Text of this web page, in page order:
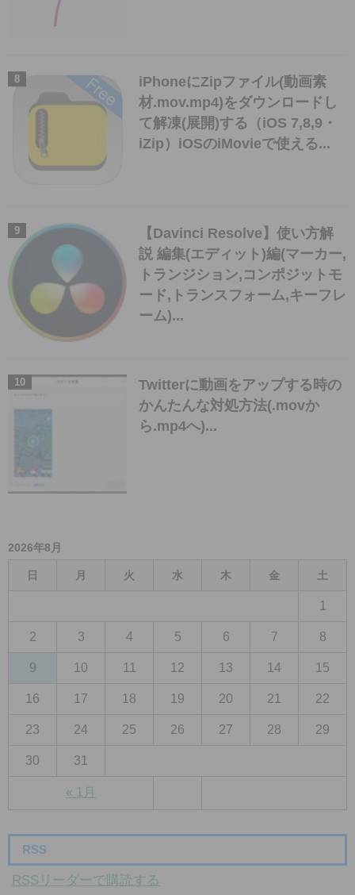
iPhoneにZipファイル(動画素
材.mov.mp4)をダウンロードし
て解凍(展開)する（iOS 7,8,9・
iZip）iOSのiMovieで使える...
【Davinci Resolve】使い方解
説 編集(エディット)編(マーカー,
トランジション,コンポジットモ
ード,トランスフォーム,キーフレ
ーム)...
Twitterに動画をアップする時の
かんたんな対処方法(.movか
ら.mp4へ)...
2026年8月
日 月 火 水 木 金 土
« 1月
1
2 3 4 5 6 7 8
9 10 11 12 13 14 15
16 17 18 19 20 21 22
23 24 25 26 27 28 29
30 31
RSS
RSSリーダーで購読する